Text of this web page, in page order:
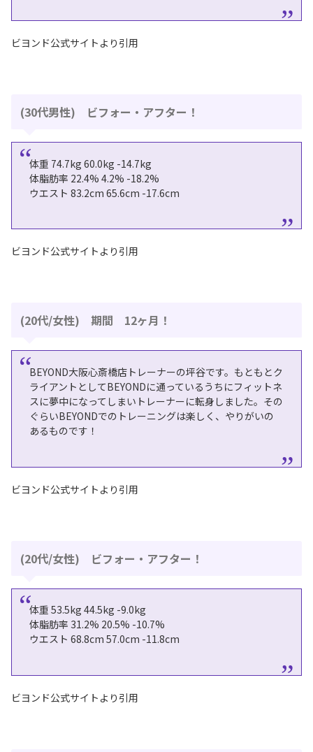
ビヨンド公式サイトより引用
(30代男性) ビフォー・アフター！
体重 74.7kg 60.0kg -14.7kg
体脂肪率 22.4% 4.2% -18.2%
ウエスト 83.2cm 65.6cm -17.6cm
ビヨンド公式サイトより引用
(20代/女性) 期間 12ヶ月！
BEYOND大阪心斎橋店トレーナーの坪⾕です。もともとク
ライアントとしてBEYONDに通っているうちにフィットネ
スに夢中になってしまいトレーナーに転⾝しました。その
ぐらいBEYONDでのトレーニングは楽しく、やりがいの
あるものです！
ビヨンド公式サイトより引用
(20代/女性) ビフォー・アフター！
体重 53.5kg 44.5kg -9.0kg
体脂肪率 31.2% 20.5% -10.7%
ウエスト 68.8cm 57.0cm -11.8cm
ビヨンド公式サイトより引用